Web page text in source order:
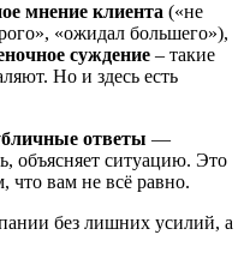
мнение клиента («не
«ожидал большего»),
суждение – такие
Но и здесь есть
ответы —
объясняет ситуацию. Это
что вам не всё равно.
без лишних усилий, а